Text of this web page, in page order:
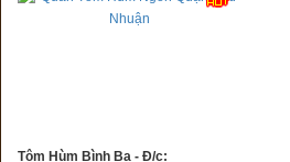
Tôm Hùm Bình Ba - Đ/c: